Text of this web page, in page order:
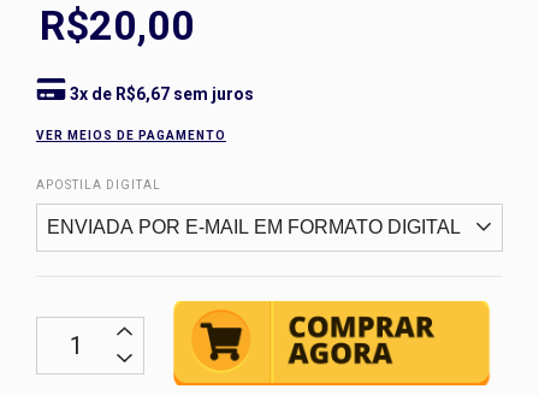
R$20,00
3x de R$6,67 sem juros
VER MEIOS DE PAGAMENTO
APOSTILA DIGITAL